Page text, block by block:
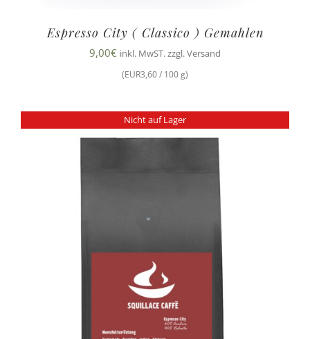
Espresso City ( Classico ) Gemahlen
9,00€ inkl. MwST. zzgl. Versand
(EUR3,60 / 100 g)
Nicht auf Lager